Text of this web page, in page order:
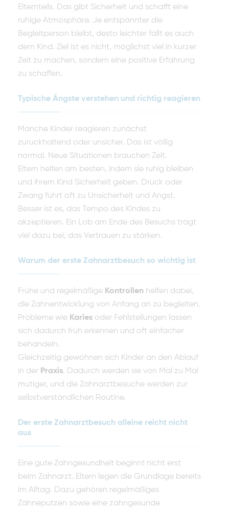
Elternteils. Das gibt Sicherheit und schafft eine
ruhige Atmosphäre. Je entspannter die
Begleitperson bleibt, desto leichter fällt es auch
dem Kind. Ziel ist es nicht, möglichst viel in kurzer
Zeit zu machen, sondern eine positive Erfahrung
zu schaffen.
Typische Ängste verstehen und richtig reagieren
Manche Kinder reagieren zunächst
zurückhaltend oder unsicher. Das ist völlig
normal. Neue Situationen brauchen Zeit.
Eltern helfen am besten, indem sie ruhig bleiben
und ihrem Kind Sicherheit geben. Druck oder
Zwang führt oft zu Unsicherheit und Angst.
Besser ist es, das Tempo des Kindes zu
akzeptieren. Ein Lob am Ende des Besuchs trägt
viel dazu bei, das Vertrauen zu stärken.
Warum der erste Zahnarztbesuch so wichtig ist
Frühe und regelmäßige Kontrollen helfen dabei,
die Zahnentwicklung von Anfang an zu begleiten.
Probleme wie Karies oder Fehlstellungen lassen
sich dadurch früh erkennen und oft einfacher
behandeln.
Gleichzeitig gewöhnen sich Kinder an den Ablauf
in der Praxis. Dadurch werden sie von Mal zu Mal
mutiger, und die Zahnarztbesuche werden zur
selbstverständlichen Routine.
Der erste Zahnarztbesuch alleine reicht nicht
aus
Eine gute Zahngesundheit beginnt nicht erst
beim Zahnarzt. Eltern legen die Grundlage bereits
im Alltag. Dazu gehören regelmäßiges
Zähneputzen sowie eine zahngesunde